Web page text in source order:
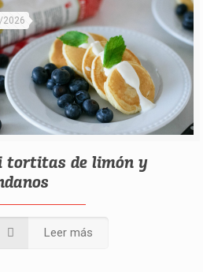
2026
tortitas de limón y
Leer más